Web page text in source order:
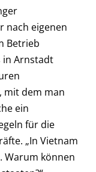
nach eigenen
Betrieb
in Arnstadt
mit dem man
ein
für die
„In Vietnam
Warum können